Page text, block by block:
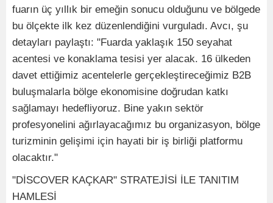
fuarın üç yıllık bir emeğin sonucu olduğunu ve bölgede
bu ölçekte ilk kez düzenlendiğini vurguladı. Avcı, şu
detayları paylaştı: "Fuarda yaklaşık 150 seyahat
acentesi ve konaklama tesisi yer alacak. 16 ülkeden
davet ettiğimiz acentelerle gerçekleştireceğimiz B2B
buluşmalarla bölge ekonomisine doğrudan katkı
sağlamayı hedefliyoruz. Bine yakın sektör
profesyonelini ağırlayacağımız bu organizasyon, bölge
turizminin gelişimi için hayati bir iş birliği platformu
olacaktır."
"DİSCOVER KAÇKAR" STRATEJİSİ İLE TANITIM
HAMLESİ